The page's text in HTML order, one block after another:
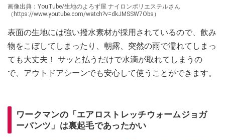
画像出典：YouTube/生地のよろず屋 ナイロンポリエステルさん
（https://www.youtube.com/watch?v=dkJMSSW7Obs）
表面の生地には強い撥水素材が採用されているので、飲み
物をこぼしてしまったり、朝露、突然の雨で濡れてしまっ
ても大丈夫！ サッと払うだけで水滴が取れてしまうの
で、アウトドアシーンでも安心して使うことができます。
ワークマンの「エアロストレッチウォームジョガ
ーパンツ」は裏起毛であったかい